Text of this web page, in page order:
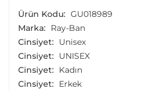
Ürün Kodu: GU018989
Marka: Ray-Ban
Cinsiyet: Unisex
Cinsiyet: UNISEX
Cinsiyet: Kadın
Cinsiyet: Erkek